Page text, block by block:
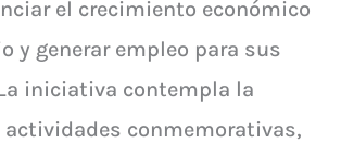
el crecimiento económico
y generar empleo para sus
iniciativa contempla la
actividades conmemorativas,